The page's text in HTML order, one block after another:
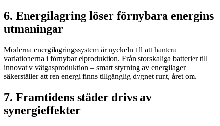
6. Energilagring löser förnybara energins
utmaningar
Moderna energilagringssystem är nyckeln till att hantera
variationerna i förnybar elproduktion. Från storskaliga batterier till
innovativ vätgasproduktion – smart styrning av energilager
säkerställer att ren energi finns tillgänglig dygnet runt, året om.
7. Framtidens städer drivs av
synergieffekter